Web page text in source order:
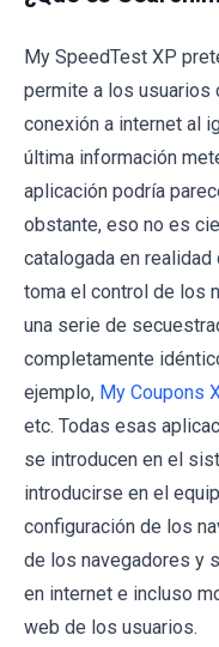
My SpeedTest XP
permite a los usuarios
conexión a internet al
última información
aplicación podría
obstante, eso no es
catalogada en
toma el control de los
una serie de
completamente
ejemplo, My Coupons
etc. Todas esas
se introducen en el
introducirse en el
configuración de los
de los navegadores y
en internet e incluso
web de los usuarios.